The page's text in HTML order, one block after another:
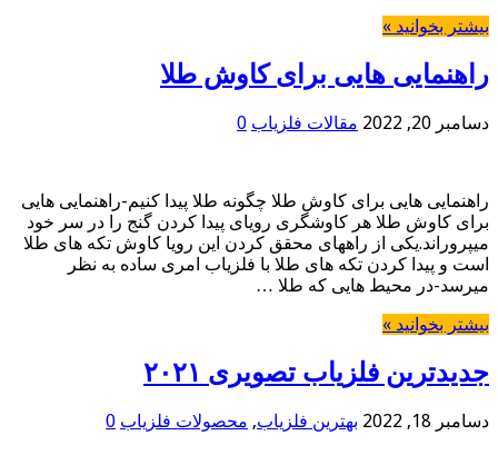
بیشتر بخوانید »
راهنمایی هایی برای کاوش طلا
دسامبر 20, 2022 مقالات فلزیاب 0
راهنمایی هایی برای کاوش طلا چگونه طلا پیدا کنیم-راهنمایی هایی
برای کاوش طلا هر کاوشگری رویای پیدا کردن گنج را در سر خود
میپروراند.یکی از راههای محقق کردن این رویا کاوش تکه های طلا
است و پیدا کردن تکه های طلا با فلزیاب امری ساده به نظر
میرسد-در محیط هایی که طلا …
بیشتر بخوانید »
جدیدترین فلزیاب تصویری ۲۰۲۱
دسامبر 18, 2022 بهترین فلزیاب, محصولات فلزیاب 0